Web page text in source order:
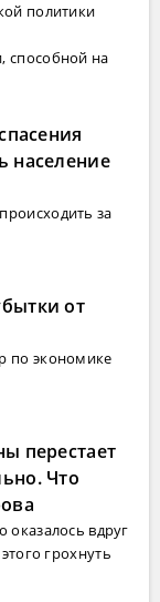
политики
способной на
население
за
от
по экономике
перестает
Что
оказалось вдруг
грохнуть